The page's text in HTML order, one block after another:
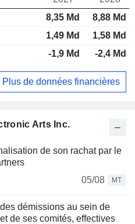
Arts Inc.
de son rachat par le
05/08
MT
démissions au sein de
de ses comités, effectives
8,35 Md
8,88 Md
1,49 Md
1,58 Md
-1,9 Md -2,4 Md
Plus de données financières